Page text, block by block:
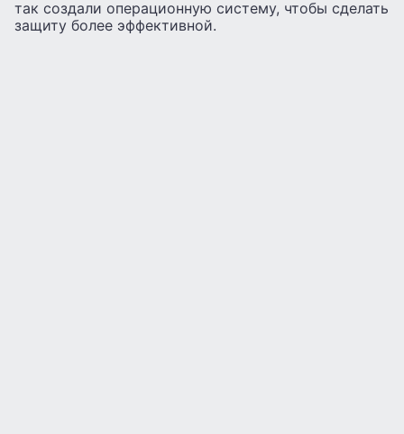
так создали операционную систему, чтобы сделать
защиту более эффективной.